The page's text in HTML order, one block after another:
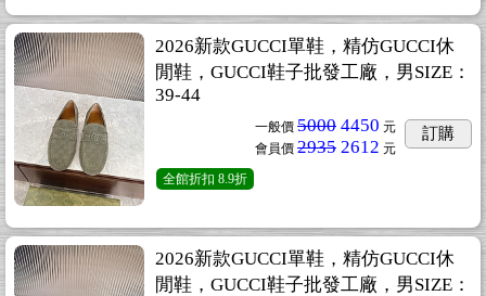
2026新款GUCCI單鞋，精仿GUCCI休
閒鞋，GUCCI鞋子批發工廠，男SIZE：
39-44
一般價 5000 4450 元
會員價 2935 2612 元
訂購
全館折扣 8.9折
2026新款GUCCI單鞋，精仿GUCCI休
閒鞋，GUCCI鞋子批發工廠，男SIZE：